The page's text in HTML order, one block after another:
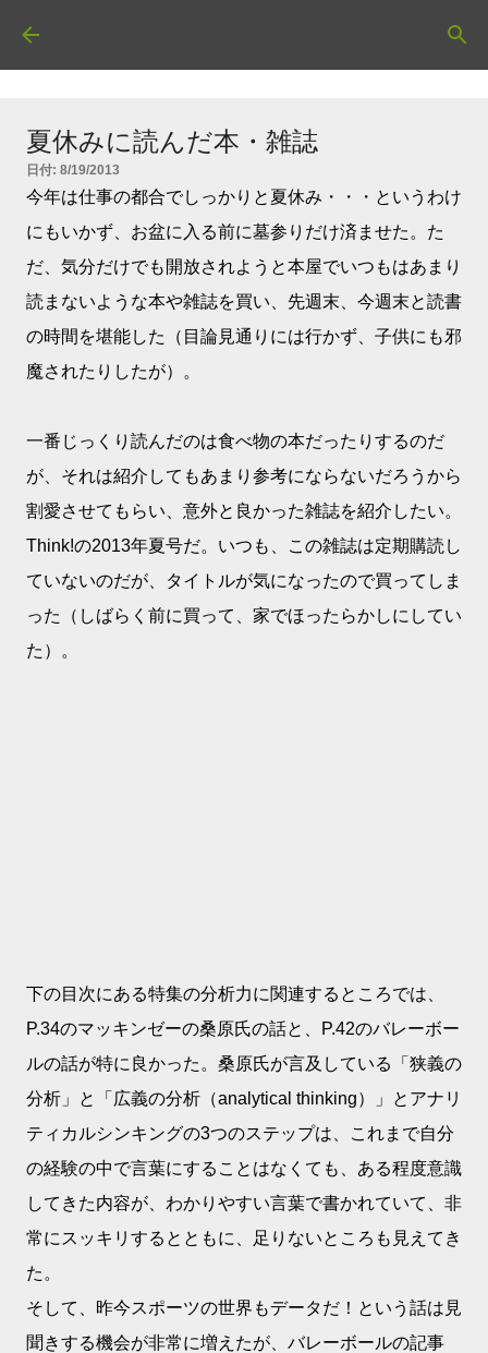
夏休みに読んだ本・雑誌
日付: 8/19/2013
今年は仕事の都合でしっかりと夏休み・・・というわけ
にもいかず、お盆に入る前に墓参りだけ済ませた。た
だ、気分だけでも開放されようと本屋でいつもはあまり
読まないような本や雑誌を買い、先週末、今週末と読書
の時間を堪能した（目論見通りには行かず、子供にも邪
魔されたりしたが）。
一番じっくり読んだのは食べ物の本だったりするのだ
が、それは紹介してもあまり参考にならないだろうから
割愛させてもらい、意外と良かった雑誌を紹介したい。
Think!の2013年夏号だ。いつも、この雑誌は定期購読し
ていないのだが、タイトルが気になったので買ってしま
った（しばらく前に買って、家でほったらかしにしてい
た）。
下の目次にある特集の分析力に関連するところでは、
P.34のマッキンゼーの桑原氏の話と、P.42のバレーボー
ルの話が特に良かった。桑原氏が言及している「狭義の
分析」と「広義の分析（analytical thinking）」とアナリ
ティカルシンキングの3つのステップは、これまで自分
の経験の中で言葉にすることはなくても、ある程度意識
してきた内容が、わかりやすい言葉で書かれていて、非
常にスッキリするとともに、足りないところも見えてき
た。
そして、昨今スポーツの世界もデータだ！という話は見
聞きする機会が非常に増えたが、バレーボールの記事